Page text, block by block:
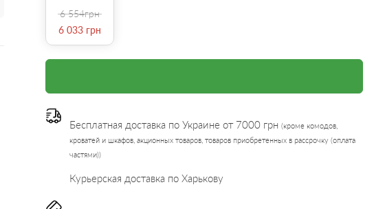
6 554грн
6 033 грн
Бесплатная доставка по Украине от 7000 грн (кроме комодов,
кроватей и шкафов, акционных товаров, товаров приобретенных в рассрочку (оплата
частями))
Курьерская доставка по Харькову